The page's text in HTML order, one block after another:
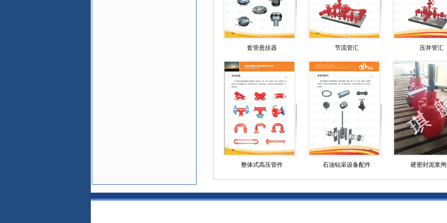
套管悬挂器 节流管汇 压井管汇
整体式高压管件 石油钻采设备配件 硬密封泥浆